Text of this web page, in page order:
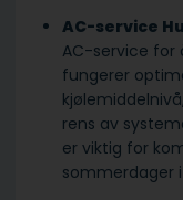
AC-service
AC-service for
fungerer
rens av
er viktig for
sommerdager i